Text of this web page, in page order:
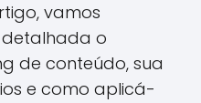
vamos
o
de conteúdo, sua
e como aplicá-